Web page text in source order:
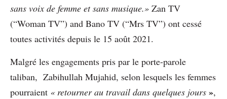
sans voix de femme et sans musique.» Zan TV
(“Woman TV”) and Bano TV (“Mrs TV”) ont cessé
toutes activités depuis le 15 août 2021.
Malgré les engagements pris par le porte-parole
taliban, Zabihullah Mujahid, selon lesquels les femmes
pourraient « retourner au travail dans quelques jours »,